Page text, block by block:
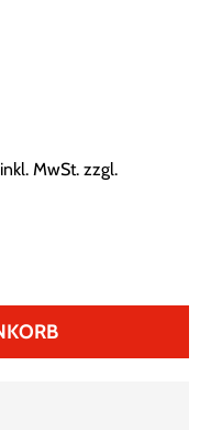
MwSt. zzgl.